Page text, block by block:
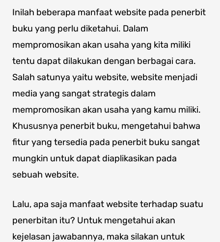
Inilah beberapa manfaat website pada penerbit
buku yang perlu diketahui. Dalam
mempromosikan akan usaha yang kita miliki
tentu dapat dilakukan dengan berbagai cara.
Salah satunya yaitu website, website menjadi
media yang sangat strategis dalam
mempromosikan akan usaha yang kamu miliki.
Khususnya penerbit buku, mengetahui bahwa
fitur yang tersedia pada penerbit buku sangat
mungkin untuk dapat diaplikasikan pada
sebuah website.
Lalu, apa saja manfaat website terhadap suatu
penerbitan itu? Untuk mengetahui akan
kejelasan jawabannya, maka silakan untuk